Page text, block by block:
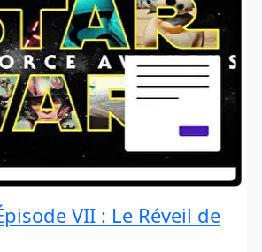
VII : Le Réveil de